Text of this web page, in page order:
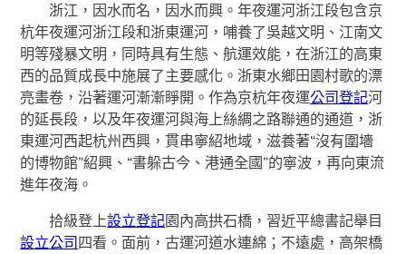
浙江，因水而名，因水而興。年夜運河浙江段包含京
杭年夜運河浙江段和浙東運河，哺養了吳越文明、江南文
明等殘暴文明，同時具有生態、航運效能，在浙江的高東
西的品質成長中施展了主要感化。浙東水鄉田園村歌的漂
亮畫卷，沿著運河漸漸睜開。作為京杭年夜運公司登記河
的延長段，以及年夜運河與海上絲綢之路聯通的通道，浙
東運河西起杭州西興，貫串寧紹地域，滋養著“沒有圍墻
的博物館”紹興、“書躲古今、港通全國”的寧波，再向東流
進年夜海。
拾級登上設立登記園內高拱石橋，習近平總書記舉目
設立公司四看。面前，古運河道水連綿；不遠處，高架橋